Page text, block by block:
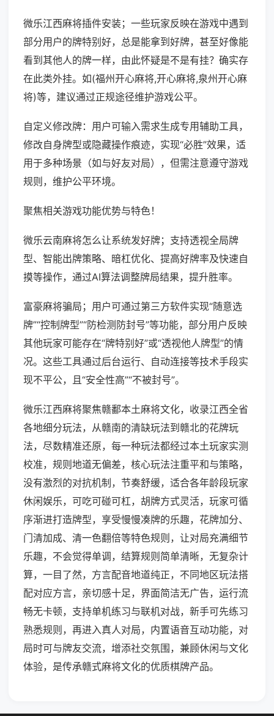
微乐江西麻将插件安装；一些玩家反映在游戏中遇到
部分用户的牌特别好，总是能拿到好牌，甚至好像能
看到其他人的牌一样，由此怀疑是不是有挂？确实存
在此类外挂。如(福州开心麻将,开心麻将,泉州开心麻
将)等，建议通过正规途径维护游戏公平。
自定义修改牌：用户可输入需求生成专用辅助工具，
修改自身牌型或隐藏操作痕迹，实现“必胜”效果，适
用于多种场景（如与好友对局），但需注意遵守游戏
规则，维护公平环境。
聚焦相关游戏功能优势与特色！
微乐云南麻将怎么让系统发好牌；支持透视全局牌
型、智能出牌策略、暗杠优化、提高好牌率及快速自
摸等操作，通过AI算法调整牌局结果，提升胜率。
富豪麻将骗局；用户可通过第三方软件实现“随意选
牌”“控制牌型”“防检测防封号”等功能，部分用户反映
其他玩家可能存在“牌特别好”或“透视他人牌型”的情
况。这些工具通过后台运行、自动连接等技术手段实
现不平公，且“安全性高”“不被封号”。
微乐江西麻将聚焦赣鄱本土麻将文化，收录江西全省
各地细分玩法，从赣南的清缺玩法到赣北的花牌玩
法，尽数精准还原，每一种玩法都经过本土玩家实测
校准，规则地道无偏差，核心玩法注重平和与策略，
没有激烈的对抗机制，节奏舒缓，适合各年龄段玩家
休闲娱乐，可吃可碰可杠，胡牌方式灵活，玩家可循
序渐进打造牌型，享受慢慢凑牌的乐趣，花牌加分、
门清加成、清一色翻倍等特色规则，让对局充满细节
乐趣，不会觉得单调，结算规则简单清晰，无复杂计
算，一目了然，方言配音地道纯正，不同地区玩法搭
配对应方言，亲切感十足，界面简洁无广告，运行流
畅无卡顿，支持单机练习与联机对战，新手可先练习
熟悉规则，再进入真人对局，内置语音互动功能，对
局时可与牌友交流，增添社交氛围，兼顾休闲与文化
体验，是传承赣式麻将文化的优质棋牌产品。